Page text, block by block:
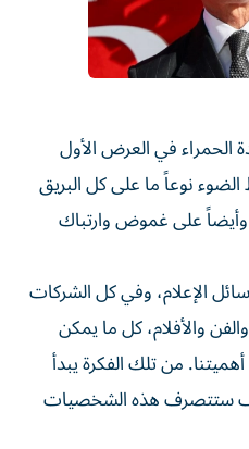
في العرض الأول
نوعاً ما على كل ​البريق
على غموض وارتباك
الإعلام، وفي كل الشركات
والأفلام، كل ما يمكن
من تلك الفكرة يبدأ
⁠ستتصرف هذه الشخصيات